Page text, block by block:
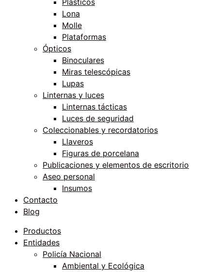
Plásticos
Lona
Molle
Plataformas
Ópticos
Binoculares
Miras telescópicas
Lupas
Linternas y luces
Linternas tácticas
Luces de seguridad
Coleccionables y recordatorios
Llaveros
Figuras de porcelana
Publicaciones y elementos de escritorio
Aseo personal
Insumos
Contacto
Blog
Productos
Entidades
Policía Nacional
Ambiental y Ecológica